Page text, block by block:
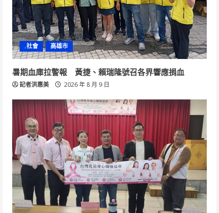
.社會 高雄市
暑期血庫拉警報 黃捷、賴瑞隆號召各界響應捐血
記者洪惠美 2026 年 8 月 9 日